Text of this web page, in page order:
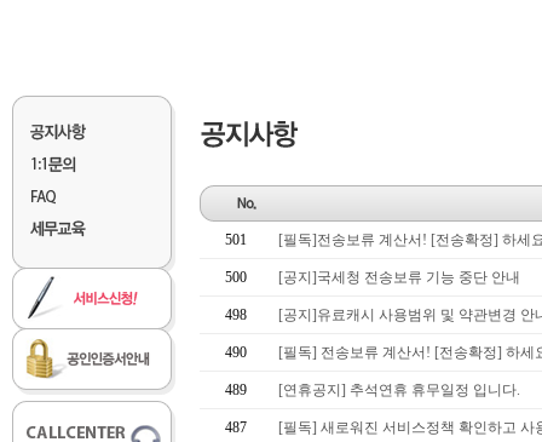
501 [필독]전송보류 계산서! [전송확정] 하세
500 [공지]국세청 전송보류 기능 중단 안내
498 [공지]유료캐시 사용범위 및 약관변경 안
490 [필독] 전송보류 계산서! [전송확정] 하세
489 [연휴공지] 추석연휴 휴무일정 입니다.
487 [필독] 새로워진 서비스정책 확인하고 사